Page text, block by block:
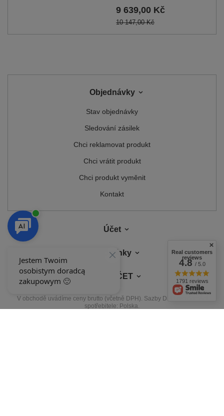
9 639,00 Kč
10 147,00 Kč
Objednávky
Stav objednávky
Sledování zásilek
Chci reklamovat produkt
Chci vrátit produkt
Chci produkt vyměnit
Kontakt
Účet
Podmínky
MŮJ ÚČET
V obchodě uvádíme ceny brutto (včetně DPH). Sazby DPH pro domácí
spotřebitele: Polska.
Real customers
reviews
4.8/ 5.0
1791 reviews